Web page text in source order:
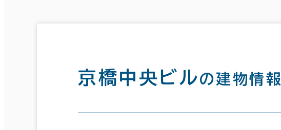
京橋中央ビルの建物情報